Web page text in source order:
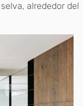
alrededor del